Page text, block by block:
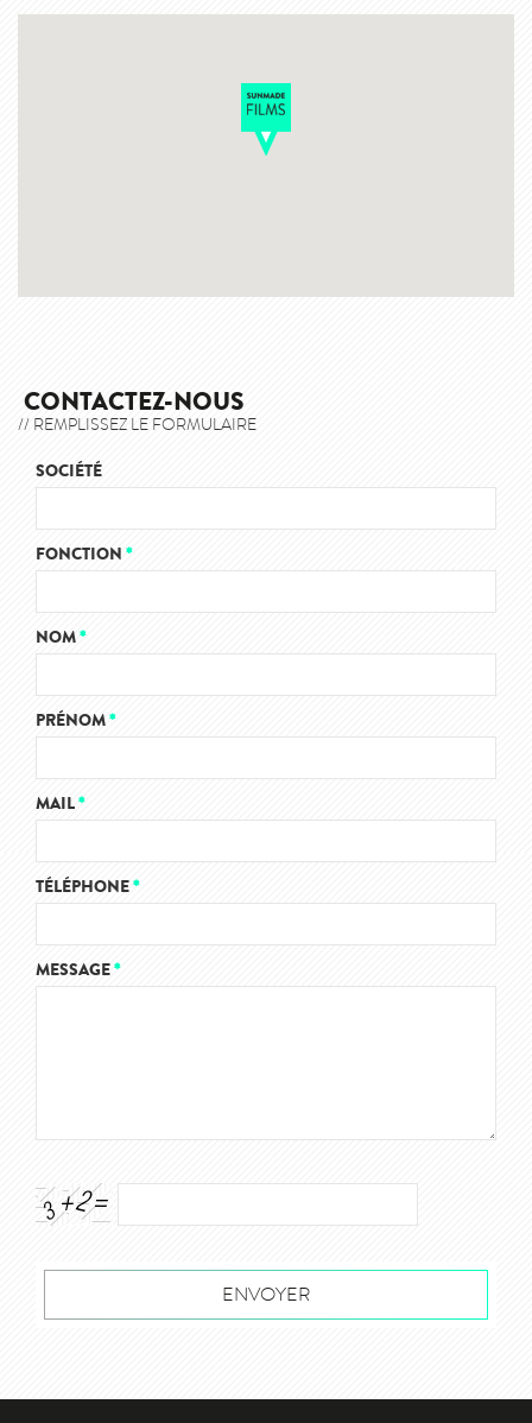
CONTACTEZ-NOUS
// REMPLISSEZ LE FORMULAIRE
SOCIÉTÉ
FONCTION*
NOM*
PRÉNOM*
MAIL*
TÉLÉPHONE*
MESSAGE*